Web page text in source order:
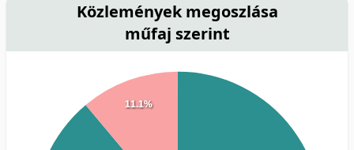
Közlemények megoszlása
műfaj szerint
11.1%